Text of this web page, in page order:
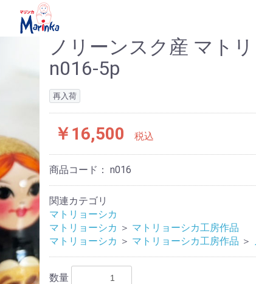
ノリーンスク産 マト
n016-5p
再入荷
￥16,500 税込
商品コード： n016
関連カテゴリ
マトリョーシカ
マトリョーシカ ＞ マトリョーシカ工房作品
マトリョーシカ ＞ マトリョーシカ工房作品 ＞
数量